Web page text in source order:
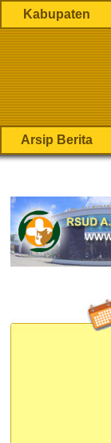
Kabupaten
Arsip Berita